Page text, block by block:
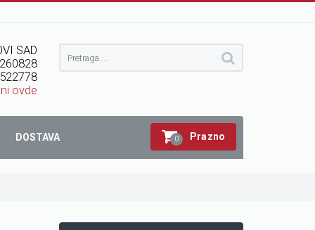
SAD
ovde
DOSTAVA 0 Prazno